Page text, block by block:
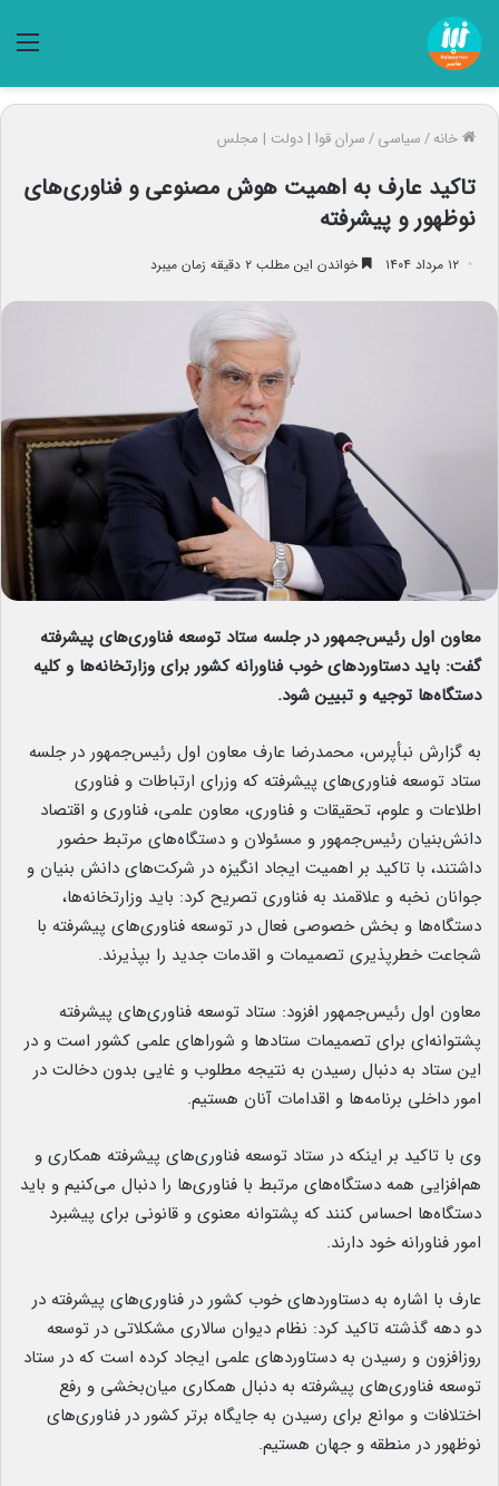
خانه/سیاسی/سران قوا | دولت | مجلس
تاکید عارف به اهمیت هوش مصنوعی و فناوری‌های
نوظهور و پیشرفته
۱۲ مرداد ۱۴۰۴ خواندن این مطلب ۲ دقیقه زمان میبرد
معاون اول رئیس‌جمهور در جلسه ستاد توسعه فناوری‌های پیشرفته
گفت: باید دستاوردهای خوب فناورانه کشور برای وزارتخانه‌ها و کلیه
دستگاه‌ها توجیه و تبیین شود.
به گزارش نبأپرس، محمدرضا عارف معاون اول رئیس‌جمهور در جلسه
ستاد توسعه فناوری‌های پیشرفته که وزرای ارتباطات و فناوری
اطلاعات و علوم، تحقیقات و فناوری، معاون علمی‌، فناوری و اقتصاد
دانش‌بنیان رئیس‌جمهور و مسئولان و دستگاه‌های مرتبط حضور
داشتند، با تاکید بر اهمیت ایجاد انگیزه در شرکت‌های دانش بنیان و
جوانان نخبه و علاقمند به فناوری تصریح کرد: باید وزارتخانه‌ها،
دستگاه‌ها و بخش خصوصی فعال در توسعه فناوری‌های پیشرفته با
شجاعت خطرپذیری تصمیمات و اقدمات جدید را بپذیرند.
معاون اول رئیس‌جمهور افزود: ستاد توسعه فناوری‌های پیشرفته
پشتوانه‌ای برای تصمیمات ستادها و شوراهای علمی کشور است و در
این ستاد به دنبال رسیدن به نتیجه مطلوب و غایی بدون دخالت در
امور داخلی برنامه‌ها و اقدامات آنان هستیم.
وی با تاکید بر اینکه در ستاد توسعه فناوری‌های پیشرفته همکاری و
هم‌افزایی همه دستگاه‌های مرتبط با فناوری‌ها را دنبال می‌کنیم و باید
دستگاه‌ها احساس کنند که پشتوانه معنوی و قانونی برای پیشبرد
امور فناورانه خود دارند.
عارف با اشاره به دستاوردهای خوب کشور در فناوری‌های پیشرفته در
دو دهه‌ گذشته تاکید کرد: نظام دیوان سالاری مشکلاتی در توسعه
روزافزون و رسیدن به دستاوردهای علمی ایجاد کرده است که در ستاد
توسعه فناوری‌های پیشرفته به دنبال همکاری میان‌بخشی و رفع
اختلافات و موانع برای رسیدن به جایگاه برتر کشور در فناوری‌های
نوظهور در منطقه و جهان هستیم.